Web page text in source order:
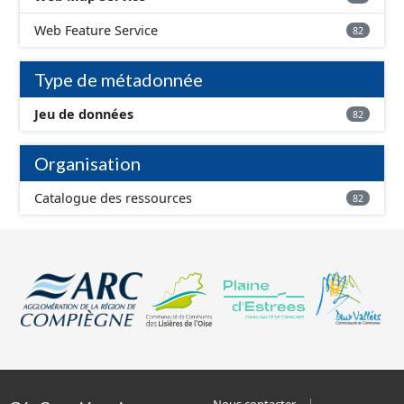
Web Feature Service 82
Type de métadonnée
Jeu de données 82
Organisation
Catalogue des ressources 82